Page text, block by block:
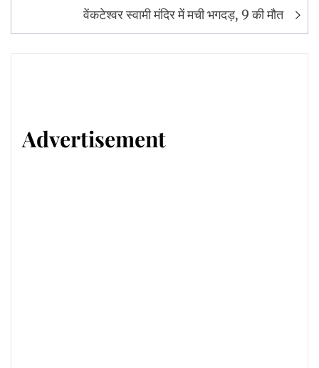
वेंकटेश्वर स्वामी मंदिर में मची भगदड़, 9 की मौत
Advertisement